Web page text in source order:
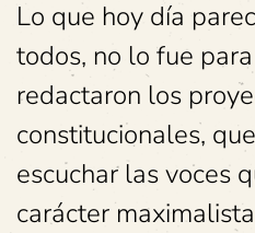
Lo que hoy día
todos, no lo fue
redactaron los
constitucionales,
escuchar las voces
carácter